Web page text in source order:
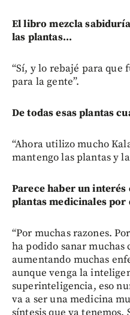
El libro mezcla
las plantas...
“Sí, y lo rebajé para que
para la gente”.
De todas esas plantas
“Ahora utilizo mucho
mantengo las plantas y
Parece haber un interés
plantas medicinales por
“Por muchas razones.
ha podido sanar muchas
aumentando muchas
aunque venga la
superinteligencia, eso
va a ser una medicina